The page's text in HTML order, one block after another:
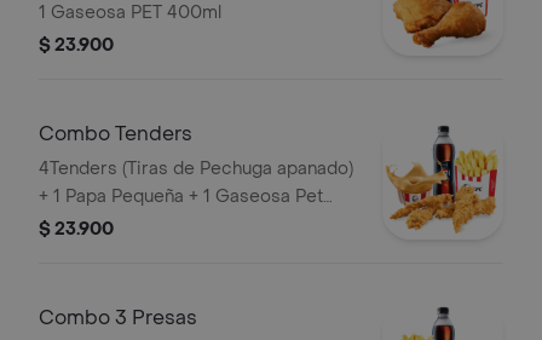
1 Gaseosa PET 400ml
$ 23.900
Combo Tenders
4Tenders (Tiras de Pechuga apanado)
+ 1 Papa Pequeña + 1 Gaseosa Pet
$ 23.900
Combo 3 Presas